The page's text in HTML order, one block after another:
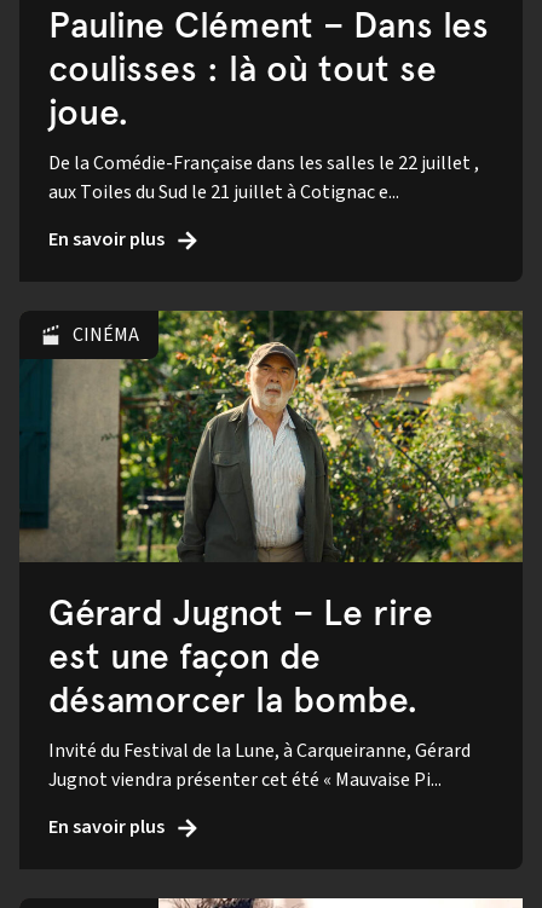
Pauline Clément – Dans les
coulisses : là où tout se
joue.
De la Comédie-Française dans les salles le 22 juillet ,
aux Toiles du Sud le 21 juillet à Cotignac e...
En savoir plus
CINÉMA
Gérard Jugnot – Le rire
est une façon de
désamorcer la bombe.
Invité du Festival de la Lune, à Carqueiranne, Gérard
Jugnot viendra présenter cet été « Mauvaise Pi...
En savoir plus